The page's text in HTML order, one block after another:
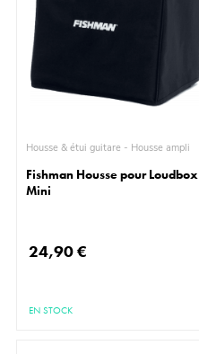
Housse & étui guitare - Housse ampli
Fishman Housse pour Loudbox
Mini
24,90 €
EN STOCK